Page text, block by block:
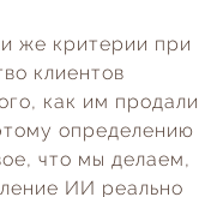
же критерии при
клиентов
как им продали
определению
что мы делаем,
ИИ реально